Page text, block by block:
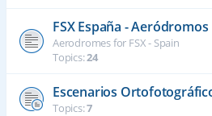
FSX España - Aeródromos
Aerodromes for FSX - Spain
Topics:24
Escenarios
Topics:7